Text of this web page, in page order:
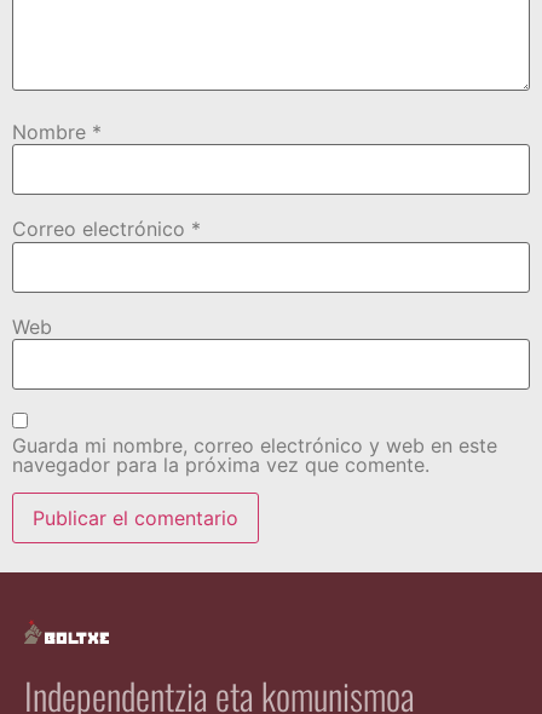
Nombre *
Correo electrónico *
Web
Guarda mi nombre, correo electrónico y web en este
navegador para la próxima vez que comente.
Independentzia eta komunismoa